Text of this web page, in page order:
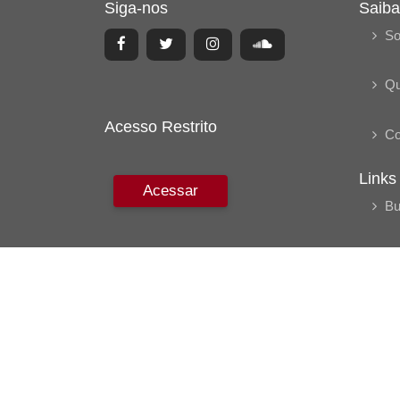
Siga-nos
Acesso Restrito
Acessar